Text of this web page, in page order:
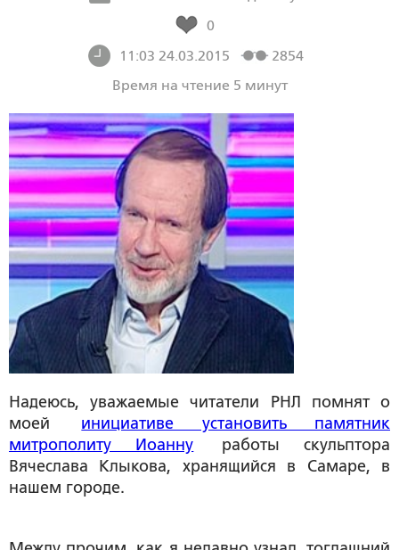
0
11:03 24.03.2015
2854
Время на чтение 5 минут
Надеюсь, уважаемые читатели РНЛ помнят о
моей инициативе установить памятник
митрополиту Иоанну работы скульптора
Вячеслава Клыкова, хранящийся в Самаре, в
нашем городе.